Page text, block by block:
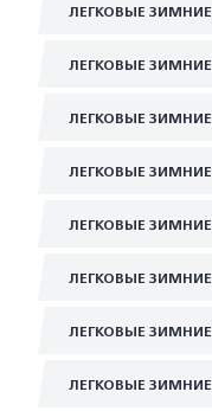
ЛЕГКОВЫЕ
ЛЕГКОВЫЕ
ЛЕГКОВЫЕ
ЛЕГКОВЫЕ
ЛЕГКОВЫЕ
ЛЕГКОВЫЕ
ЛЕГКОВЫЕ
ЛЕГКОВЫЕ